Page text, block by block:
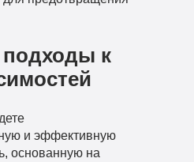
к
и эффективную
основанную на